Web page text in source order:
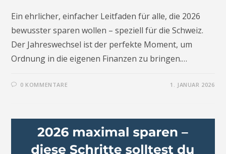
Ein ehrlicher, einfacher Leitfaden für alle, die 2026
bewusster sparen wollen – speziell für die Schweiz.
Der Jahreswechsel ist der perfekte Moment, um
Ordnung in die eigenen Finanzen zu bringen.…
0 KOMMENTARE 1. JANUAR 2026